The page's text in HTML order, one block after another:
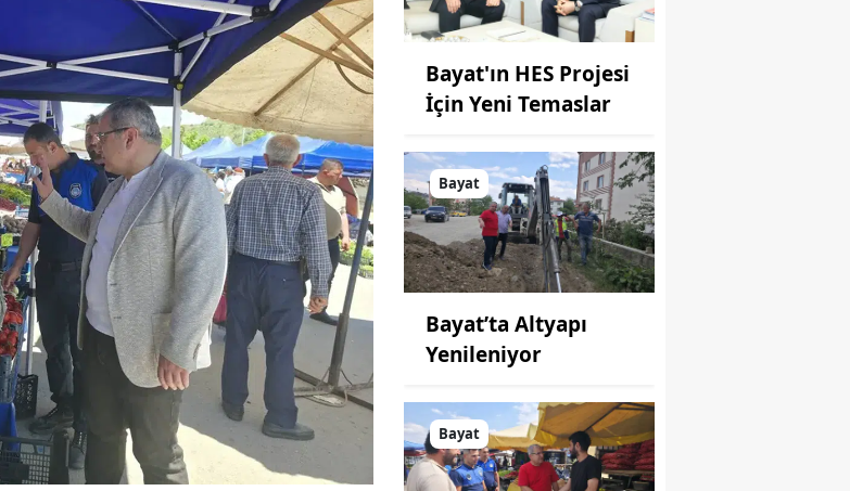
Bursa
Çanakkale
Çankırı
Çorum
Denizli
Diyarbakır
Edirne
Elazığ
Erzincan
Erzurum
Eskişehir
Bayat'ın HES Projesi
İçin Yeni Temaslar
Bayat
Bayat’ta Altyapı
Yenileniyor
Bayat